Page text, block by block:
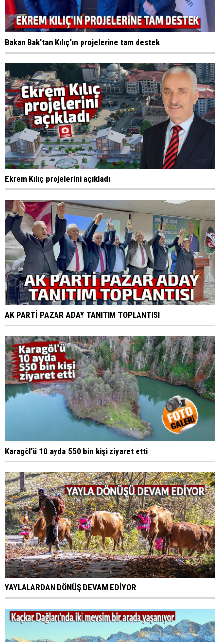
Bakan Bak'tan Kılıç'ın projelerine tam destek
Ekrem Kılıç projelerini açıkladı
AK PARTİ PAZAR ADAY TANITIM TOPLANTISI
Karagöl'ü 10 ayda 550 bin kişi ziyaret etti
YAYLALARDAN DÖNÜŞ DEVAM EDİYOR